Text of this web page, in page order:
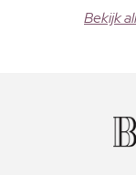
Bekijk